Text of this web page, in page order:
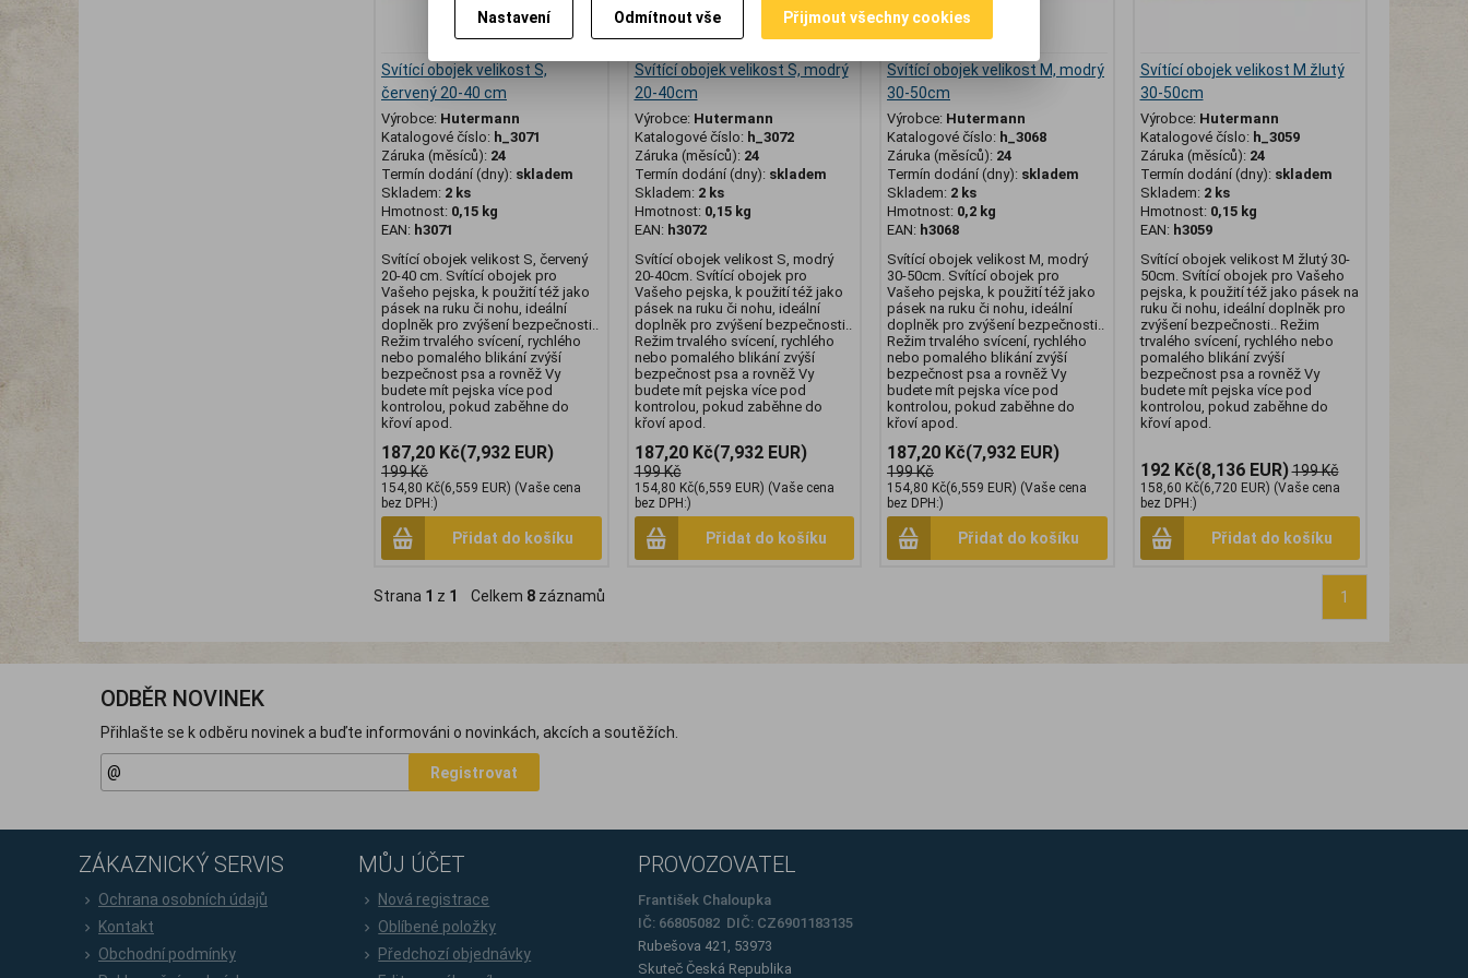
Svítící obojek velikost S,
červený 20-40 cm
Výrobce: Hutermann
Katalogové číslo: h_3071
Záruka (měsíců): 24
Termín dodání (dny): skladem
Skladem: 2 ks
Hmotnost: 0,15 kg
EAN: h3071
Svítící obojek velikost S, červený
20-40 cm. Svítící obojek pro
Vašeho pejska, k použití též jako
pásek na ruku či nohu, ideální
doplněk pro zvýšení bezpečnosti..
Režim trvalého svícení, rychlého
nebo pomalého blikání zvýší
bezpečnost psa a rovněž Vy
budete mít pejska více pod
kontrolou, pokud zaběhne do
křoví apod.
187,20 Kč(7,932 EUR)
199 Kč
154,80 Kč(6,559 EUR) (Vaše cena
bez DPH:)
Přidat do košíku
Svítící obojek velikost S, modrý
20-40cm
Výrobce: Hutermann
Katalogové číslo: h_3072
Záruka (měsíců): 24
Termín dodání (dny): skladem
Skladem: 2 ks
Hmotnost: 0,15 kg
EAN: h3072
Svítící obojek velikost S, modrý
20-40cm. Svítící obojek pro
Vašeho pejska, k použití též jako
pásek na ruku či nohu, ideální
doplněk pro zvýšení bezpečnosti..
Režim trvalého svícení, rychlého
nebo pomalého blikání zvýší
bezpečnost psa a rovněž Vy
budete mít pejska více pod
kontrolou, pokud zaběhne do
křoví apod.
187,20 Kč(7,932 EUR)
199 Kč
154,80 Kč(6,559 EUR) (Vaše cena
bez DPH:)
Přidat do košíku
Svítící obojek velikost M, modrý
30-50cm
Výrobce: Hutermann
Katalogové číslo: h_3068
Záruka (měsíců): 24
Termín dodání (dny): skladem
Skladem: 2 ks
Hmotnost: 0,2 kg
EAN: h3068
Svítící obojek velikost M, modrý
30-50cm. Svítící obojek pro
Vašeho pejska, k použití též jako
pásek na ruku či nohu, ideální
doplněk pro zvýšení bezpečnosti..
Režim trvalého svícení, rychlého
nebo pomalého blikání zvýší
bezpečnost psa a rovněž Vy
budete mít pejska více pod
kontrolou, pokud zaběhne do
křoví apod.
187,20 Kč(7,932 EUR)
199 Kč
154,80 Kč(6,559 EUR) (Vaše cena
bez DPH:)
Přidat do košíku
Svítící obojek velikost M žlutý
30-50cm
Výrobce: Hutermann
Katalogové číslo: h_3059
Záruka (měsíců): 24
Termín dodání (dny): skladem
Skladem: 2 ks
Hmotnost: 0,15 kg
EAN: h3059
Svítící obojek velikost M žlutý 30-
50cm. Svítící obojek pro Vašeho
pejska, k použití též jako pásek na
ruku či nohu, ideální doplněk pro
zvýšení bezpečnosti.. Režim
trvalého svícení, rychlého nebo
pomalého blikání zvýší
bezpečnost psa a rovněž Vy
budete mít pejska více pod
kontrolou, pokud zaběhne do
křoví apod.
192 Kč(8,136 EUR)199 Kč
158,60 Kč(6,720 EUR) (Vaše cena
bez DPH:)
Přidat do košíku
Strana 1 z 1 Celkem 8 záznamů 1
ODBĚR NOVINEK
Přihlašte se k odběru novinek a buďte informováni o novinkách, akcích a soutěžích.
Registrovat
ZÁKAZNICKÝ SERVIS
Ochrana osobních údajů
Kontakt
Obchodní podmínky
MŮJ ÚČET
Nová registrace
Oblíbené položky
Předchozí objednávky
PROVOZOVATEL
František Chaloupka
IČ: 66805082 DIČ: CZ6901183135
Rubešova 421, 53973
Skuteč Česká Republika
Nastavení Odmítnout vše Přijmout všechny cookies